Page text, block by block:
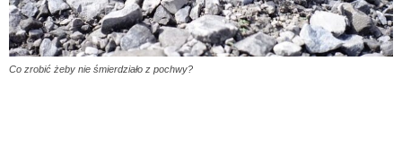
Co zrobić żeby nie śmierdziało z pochwy?